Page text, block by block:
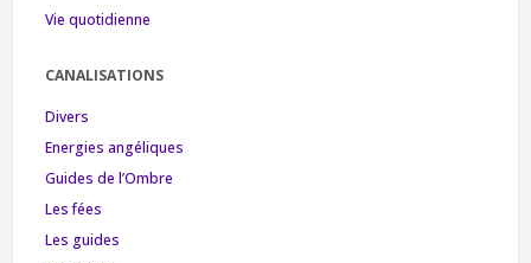
Vie quotidienne
CANALISATIONS
Divers
Energies angéliques
Guides de l’Ombre
Les fées
Les guides